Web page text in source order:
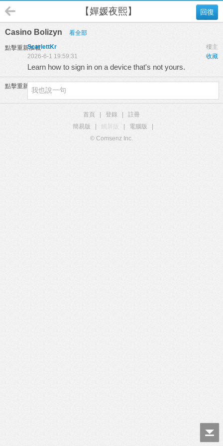
回復
【嬋媛夜熙】
Casino Bolizyn 看全部
點擊重新加載 樓主
ScarlettKr
收藏
2026-6-1 19:59:31
Learn how to sign in on a device that's not yours.
點擊重新加載
首頁 登錄
註冊
簡易版
觸屏版 電腦版
© Comsenz Inc.